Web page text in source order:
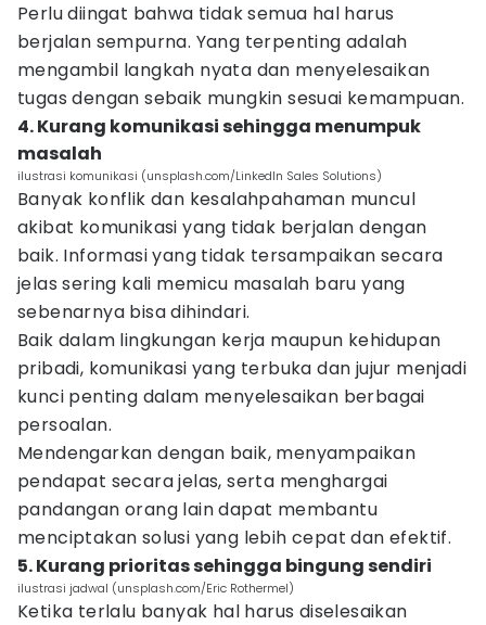
Perlu diingat bahwa tidak semua hal harus
berjalan sempurna. Yang terpenting adalah
mengambil langkah nyata dan menyelesaikan
tugas dengan sebaik mungkin sesuai kemampuan.
4. Kurang komunikasi sehingga menumpuk
masalah
ilustrasi komunikasi (unsplash.com/LinkedIn Sales Solutions)
Banyak konflik dan kesalahpahaman muncul
akibat komunikasi yang tidak berjalan dengan
baik. Informasi yang tidak tersampaikan secara
jelas sering kali memicu masalah baru yang
sebenarnya bisa dihindari.
Baik dalam lingkungan kerja maupun kehidupan
pribadi, komunikasi yang terbuka dan jujur menjadi
kunci penting dalam menyelesaikan berbagai
persoalan.
Mendengarkan dengan baik, menyampaikan
pendapat secara jelas, serta menghargai
pandangan orang lain dapat membantu
menciptakan solusi yang lebih cepat dan efektif.
5. Kurang prioritas sehingga bingung sendiri
ilustrasi jadwal (unsplash.com/Eric Rothermel)
Ketika terlalu banyak hal harus diselesaikan